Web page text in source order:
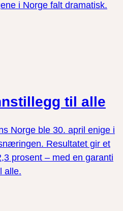
i Norge falt dramatisk.
til alle
Norge ble 30. april enige i
Resultatet gir et
prosent – med en garanti
alle.